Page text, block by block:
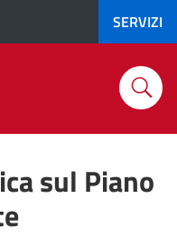
SERVIZI
sul Piano